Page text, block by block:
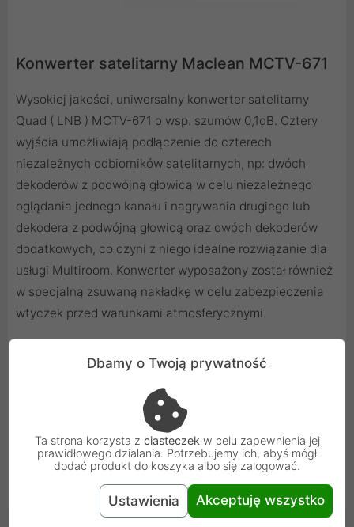
Konwerter satelitarny Maclean MCTV-671
Wysokiej jakości, uniwersalny konwerter satelitarny
Quad ( LNB ) MCTV-671 o wsp. szumów 0,1dB. Cztery
wyjścia umożliwiają podłączenie do czterech
niezależnych odbiorników satelitarnych, np: dwóch
dekoderów z podwójną głowicą w celu niezależnego
oglądania jednego kanału i nagrywania drugiego lub
dekodera z podwójną głowicą oraz dwóch dekoderów
dodatkowych, co czyni z niego idealne rozwiązanie dla
usługi Multiroom. Konwerter wyposażony został również
w specjalną zsuwaną nakładkę w celu zabezpieczenia
wtyczek przed warunkami atmosferycznymi.
Dbamy o Twoją prywatność
Ta strona korzysta z ciasteczek w celu zapewnienia jej
prawidłowego działania. Potrzebujemy ich, abyś mógł
dodać produkt do koszyka albo się zalogować.
Ustawienia Akceptuję wszystko